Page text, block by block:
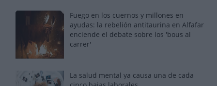
Fuego en los cuernos y millones en
ayudas: la rebelión antitaurina en Alfafar
enciende el debate sobre los 'bous al
carrer'
La salud mental ya causa una de cada